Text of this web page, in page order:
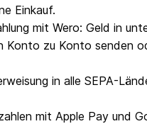
Einkauf.
mit Wero: Geld in
Konto zu Konto senden
in alle SEPA-
mit Apple Pay und